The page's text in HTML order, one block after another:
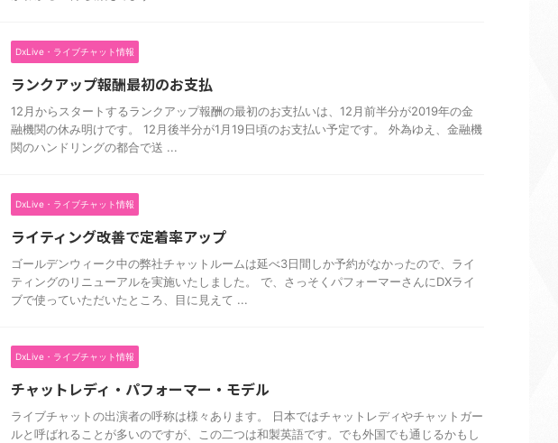
DxLive・ライブチャット情報
ランクアップ報酬最初のお支払
12月からスタートするランクアップ報酬の最初のお支払いは、12月前半分が2019年の金
融機関の休み明けです。 12月後半分が1月19日頃のお支払い予定です。 外為ゆえ、金融機
関のハンドリングの都合で送 ...
DxLive・ライブチャット情報
ライティング改善で定着率アップ
ゴールデンウィーク中の弊社チャットルームは延べ3日間しか予約がなかったので、ライ
ティングのリニューアルを実施いたしました。 で、さっそくパフォーマーさんにDXライ
ブで使っていただいたところ、目に見えて ...
DxLive・ライブチャット情報
チャットレディ・パフォーマー・モデル
ライブチャットの出演者の呼称は様々あります。 日本ではチャットレディやチャットガー
ルと呼ばれることが多いのですが、この二つは和製英語です。でも外国でも通じるかもし